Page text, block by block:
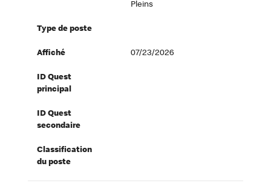
Pleins
Type de poste
Affiché 07/23/2026
ID Quest
principal
ID Quest
secondaire
Classification
du poste